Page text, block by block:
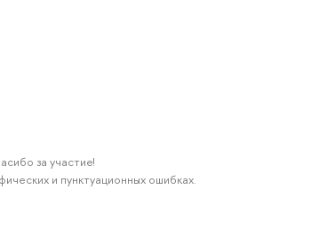
за участие!
и пунктуационных ошибках.